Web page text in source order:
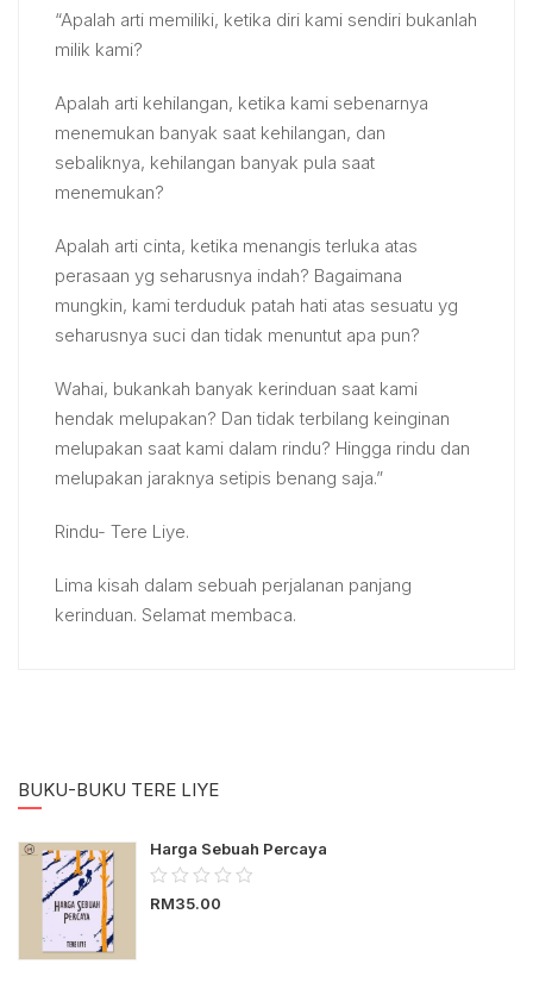
“Apalah arti memiliki, ketika diri kami sendiri bukanlah
milik kami?
Apalah arti kehilangan, ketika kami sebenarnya
menemukan banyak saat kehilangan, dan
sebaliknya, kehilangan banyak pula saat
menemukan?
Apalah arti cinta, ketika menangis terluka atas
perasaan yg seharusnya indah? Bagaimana
mungkin, kami terduduk patah hati atas sesuatu yg
seharusnya suci dan tidak menuntut apa pun?
Wahai, bukankah banyak kerinduan saat kami
hendak melupakan? Dan tidak terbilang keinginan
melupakan saat kami dalam rindu? Hingga rindu dan
melupakan jaraknya setipis benang saja.”
Rindu- Tere Liye.
Lima kisah dalam sebuah perjalanan panjang
kerinduan. Selamat membaca.
BUKU-BUKU TERE LIYE
Harga Sebuah Percaya
0.00
out
RM35.00